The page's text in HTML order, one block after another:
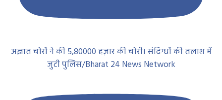
अज्ञात चोरों ने की 5,80000 हज़ार की चोरी। संदिग्धों की तलाश में
जुटी पुलिस/Bharat 24 News Network